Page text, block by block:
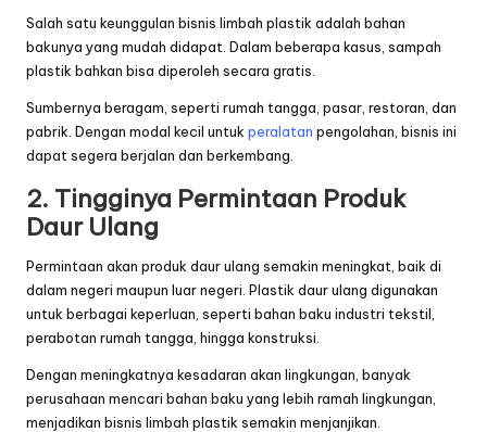
Salah satu keunggulan bisnis limbah plastik adalah bahan
bakunya yang mudah didapat. Dalam beberapa kasus, sampah
plastik bahkan bisa diperoleh secara gratis.
Sumbernya beragam, seperti rumah tangga, pasar, restoran, dan
pabrik. Dengan modal kecil untuk peralatan pengolahan, bisnis ini
dapat segera berjalan dan berkembang.
2. Tingginya Permintaan Produk
Daur Ulang
Permintaan akan produk daur ulang semakin meningkat, baik di
dalam negeri maupun luar negeri. Plastik daur ulang digunakan
untuk berbagai keperluan, seperti bahan baku industri tekstil,
perabotan rumah tangga, hingga konstruksi.
Dengan meningkatnya kesadaran akan lingkungan, banyak
perusahaan mencari bahan baku yang lebih ramah lingkungan,
menjadikan bisnis limbah plastik semakin menjanjikan.